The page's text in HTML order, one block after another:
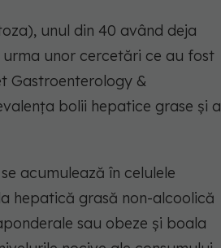
unul din 40 având deja
unor cercetări ce au fost
Gastroenterology &
bolii hepatice grase și a
acumulează în celulele
hepatică grasă non-alcoolică
sau obeze și boala